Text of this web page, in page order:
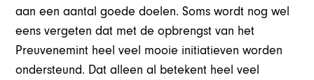
aan een aantal goede doelen. Soms wordt nog wel
eens vergeten dat met de opbrengst van het
Preuvenemint heel veel mooie initiatieven worden
ondersteund. Dat alleen al betekent heel veel